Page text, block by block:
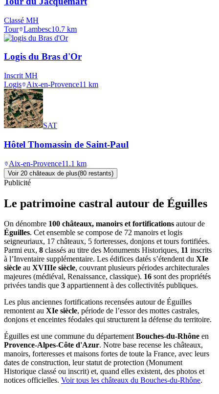
Classé MH
Tour Lambesc10.7 km
Logis du Bras d'Or
Inscrit MH
Logis
Aix-en-Provence11 km
SAT
Hôtel Thomassin de Saint-Paul
Aix-en-Provence11.1 km
Voir 20 châteaux de plus(80 restants)
Publicité
Le patrimoine castral autour de Éguilles
On dénombre 100 châteaux, manoirs et fortifications autour de
Éguilles. Cet ensemble se compose de 72 manoirs et logis
seigneuriaux, 17 châteaux, 5 forteresses, donjons et tours fortifiées.
Parmi eux, 8 classés au titre des Monuments Historiques, 11 inscrits
à l’Inventaire supplémentaire. Les édifices datés s’étendent du XIe
siècle au XVIIIe siècle, couvrant plusieurs périodes architecturales
majeures (médiéval, Renaissance, classique). 16 sont des propriétés
privées tandis que 3 appartiennent à des collectivités publiques.
Les plus anciennes fortifications recensées autour de Éguilles
remontent au XIe siècle, période de l’essor des mottes castrales,
donjons et enceintes féodales qui structurent la défense du territoire.
Éguilles est une commune du départementBouches-du-Rhône en
Provence-Alpes-Côte d'Azur. Notre base recense les châteaux,
manoirs, forteresses et maisons fortes de toute la France, avec leurs
dates de construction, leur statut de protection (Monument
Historique classé ou inscrit) et, quand elles existent, des photos et
notices officielles. Voir tous les châteaux du Bouches-du-Rhône.